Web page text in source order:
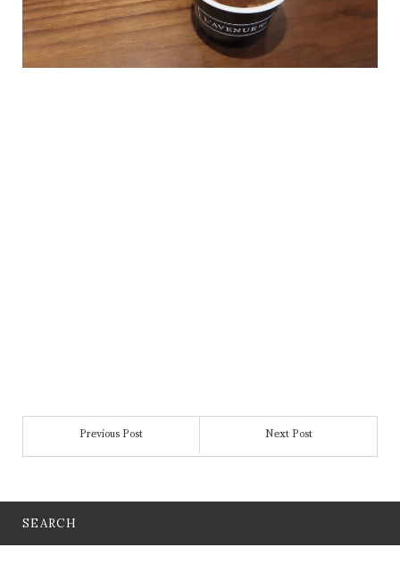
Previous Post Next Post
SEARCH